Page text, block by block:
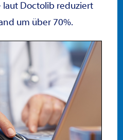
Doctolib reduziert
um über 70%.